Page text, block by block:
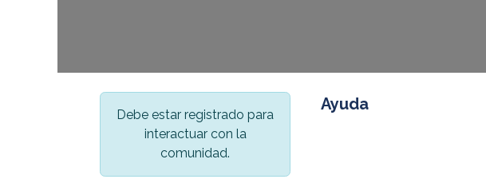
Debe estar registrado para
interactuar con la
comunidad.
Ayuda